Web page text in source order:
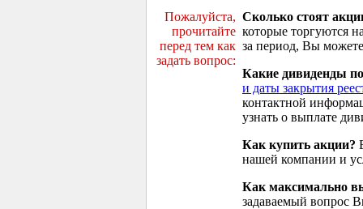
Пожалуйста,
прочитайте
перед тем как
задать вопрос:
Сколько стоят
которые торгуются
за период, Вы
Какие дивиденды
и даты закрытия
контактной
узнать о выплате
Как купить акции?
нашей компании и
Как максимально
задаваемый вопрос